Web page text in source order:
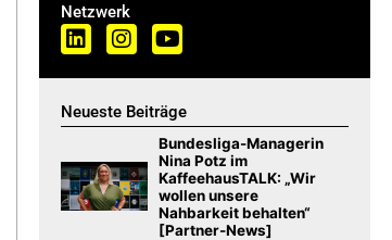
Netzwerk
Neueste Beiträge
Bundesliga-Managerin
Nina Potz im
KaffeehausTALK: „Wir
wollen unsere
Nahbarkeit behalten“
[Partner-News]